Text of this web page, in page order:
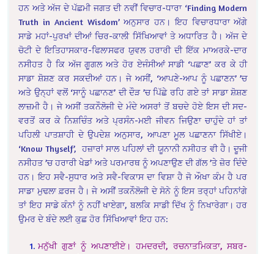
ਹਨ ਅਤੇ ਅੱਜ ਦੇ ਪੱਛਮੀ ਜਗਤ ਦੀ ਨਵੀਂ ਵਿਚਾਰ-ਧਾਰਾ ‘Finding Modern
Truth in Ancient Wisdom’ ਅਨੁਸਾਰ ਹਨ। ਇਹ ਵਿਚਾਰਧਾਰਾ ਅੱਗੇ
ਸਾਡੇ ਮਹਾਂ-ਪੁਰਖਾਂ ਦੀਆਂ ਚਿਰ-ਕਾਲੀ ਸਿੱਖਿਆਵਾਂ ਤੇ ਅਧਾਰਿਤ ਹੈ। ਅੱਜ ਦੇ
ਚੋਟੀ ਦੇ ਇਤਿਹਾਸਕਾਰ-ਫਿਲਾਸਫਰ ਯੁਵਲ ਹਰਾਰੀ ਦੀ ਇੱਕ ਮਾਅਰਕੇ-ਦਾਰ
ਨਸੀਹਤ ਹੈ ਕਿ ਅੱਜ ਗੂਗਲ ਅਤੇ ਹੋਰ ਏਜੰਸੀਆਂ ਸਾਡੀ ‘ਪਛਾਣ’ ਕਰ ਕੇ ਹੀ
ਸਾਡਾ ਸ਼ੋਸ਼ਣ ਕਰ ਸਕਦੀਆਂ ਹਨ। ਜੇ ਅਸੀਂ, ‘ਆਪਣੇ-ਆਪ ਨੂੰ ਪਛਾਣਨ’ ’ਚ
ਅਤੇ ਉਨ੍ਹਾਂ ਵਲੋਂ ‘ਸਾਨੂੰ ਪਛਾਨਣ’ ਦੀ ਦੌੜ ’ਚ ਪਿੱਛੇ ਰਹਿ ਗਏ ਤਾਂ ਸਾਡਾ ਸ਼ੋਸ਼ਣ
ਲਾਜ਼ਮੀ ਹੈ। ਜੇ ਅਸੀਂ ਤਕਨੌਲੋਜੀ ਦੇ ਮੰਦੇ ਅਸਰਾਂ ਤੋਂ ਬਚਦੇ ਹੋਏ ਇਸ ਦੀ ਸਦ-
ਵਰਤੋਂ ਕਰ ਕੇ ਨਿਸ਼ਚਿੰਤ ਅਤੇ ਪ੍ਰਸੰਨ-ਮਈ ਜੀਵਨ ਜਿਉਣਾ ਚਾਹੁੰਦੇ ਹਾਂ ਤਾਂ
ਪਹਿਲੀ ਪਾਤਸ਼ਾਹੀ ਦੇ ਉਪਦੇਸ਼ ਅਨੁਸਾਰ, ਆਪਣਾ ਮੂਲ ਪਛਾਣਨਾ ਸਿੱਖੀਏ।
‘Know Thyself’, ਹਜ਼ਾਰਾਂ ਸਾਲ ਪਹਿਲਾਂ ਦੀ ਯੂਨਾਨੀ ਨਸੀਹਤ ਵੀ ਹੈ। ਦੂਜੀ
ਨਸੀਹਤ ’ਚ ਹਰਾਰੀ ਖੇਡਾਂ ਅਤੇ ਪਰਮਾਰਥ ਨੂੰ ਅਪਣਾਉਣ ਦੀ ਗੱਲ ’ਤੇ ਜ਼ੋਰ ਦਿੰਦੇ
ਹਨ। ਇਹ ਸਵੈ-ਸੁਧਾਰ ਅਤੇ ਸਵੈ-ਵਿਕਾਸ ਦਾ ਵਿਸ਼ਾ ਹੈ ਜੋ ਔਖਾ ਕੰਮ ਹੈ ਪਰ
ਸਾਡਾ ਮੁਢਲਾ ਫ਼ਰਜ ਹੈ। ਜੇ ਅਸੀਂ ਤਕਨੌਲੋਜੀ ਦੇ ਸੋਨੇ ਨੂੰ ਇਸ ਤਰ੍ਹਾਂ ਪਹਿਨਾਂਗੇ
ਤਾਂ ਇਹ ਸਾਡੇ ਕੰਨਾਂ ਨੂੰ ਨਹੀਂ ਖਾਏਗਾ, ਬਲਕਿ ਸਾਡੀ ਦਿੱਖ ਨੂੰ ਨਿਖਾਰੇਗਾ। ਹਰ
ਉਮਰ ਦੇ ਬੰਦੇ ਲਈ ਕੁਛ ਹੋਰ ਸਿੱਖਿਆਵਾਂ ਇਹ ਹਨ:
ਮਨੁੱਖੀ ਗੁਣਾਂ ਨੂੰ ਅਪਣਾਈਏ। ਹਮਦਰਦੀ, ਰਚਨਾਤਮਿਕਤਾ, ਸਬਰ-